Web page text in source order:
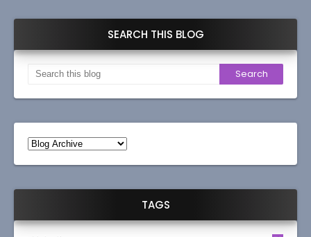
SEARCH THIS BLOG
TAGS